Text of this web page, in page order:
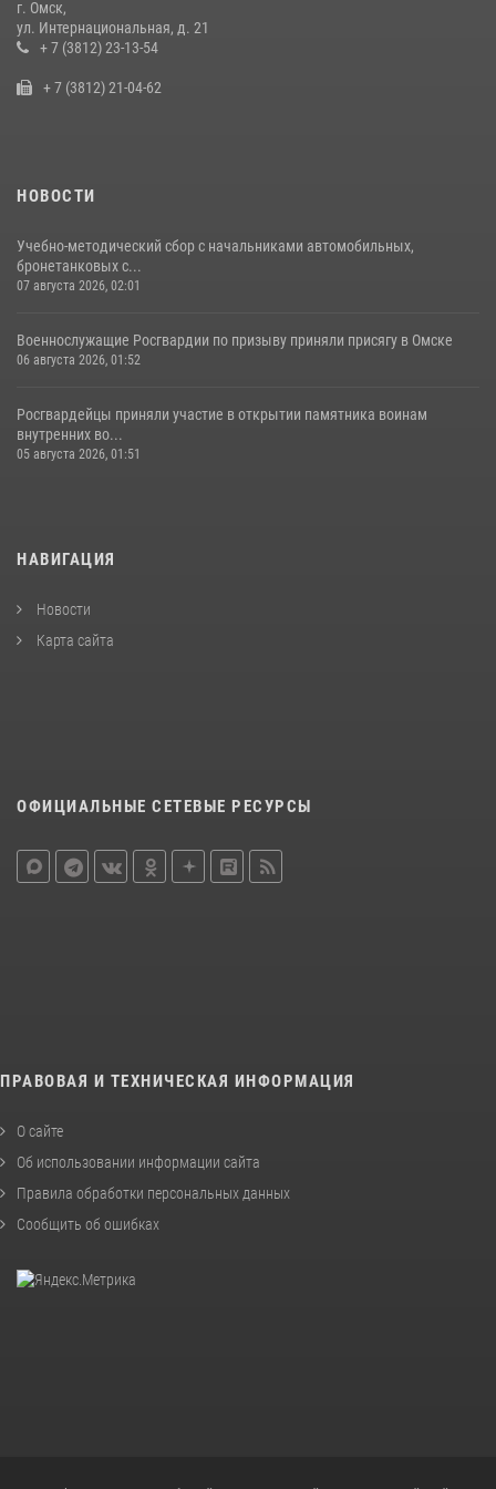
Росгвардия подвела итоги добровольной сдачи оружия в Омской
области
г. Омск,
ул. Интернациональная, д. 21
+ 7 (3812) 23-13-54
+ 7 (3812) 21-04-62
НОВОСТИ
Учебно-методический сбор с начальниками автомобильных,
бронетанковых с...
07 августа 2026, 02:01
Военнослужащие Росгвардии по призыву приняли присягу в Омске
06 августа 2026, 01:52
Росгвардейцы приняли участие в открытии памятника воинам
внутренних во...
05 августа 2026, 01:51
НАВИГАЦИЯ
Новости
Карта сайта
ОФИЦИАЛЬНЫЕ СЕТЕВЫЕ РЕСУРСЫ
ПРАВОВАЯ И ТЕХНИЧЕСКАЯ ИНФОРМАЦИЯ
О сайте
Об использовании информации сайта
Правила обработки персональных данных
Сообщить об ошибках